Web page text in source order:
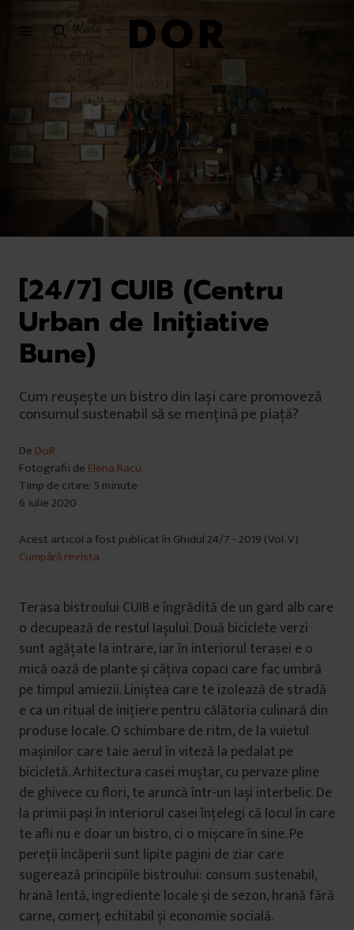
[24/7] CUIB (Centru
Urban de Inițiative
Bune)
Cum reușește un bistro din Iași care promoveză
consumul sustenabil să se mențină pe piață?
De DoR
Fotografii de Elena Racu
Timp de citire: 5 minute
6 iulie 2020
Acest articol a fost publicat în Ghidul 24/7 - 2019 (Vol. V)
Cumpără revista
Terasa bistroului CUIB e îngrădită de un gard alb care
o decupează de restul Iașului. Două biciclete verzi
sunt agățate la intrare, iar în interiorul terasei e o
mică oază de plante și câțiva copaci care fac umbră
pe timpul amiezii. Liniștea care te izolează de stradă
e ca un ritual de inițiere pentru călătoria culinară din
produse locale. O schimbare de ritm, de la vuietul
mașinilor care taie aerul în viteză la pedalat pe
bicicletă. Arhitectura casei muștar, cu pervaze pline
de ghivece cu flori, te aruncă într-un Iași interbelic. De
la primii pași în interiorul casei înțelegi că locul în care
te afli nu e doar un bistro, ci o mișcare în sine. Pe
pereții încăperii sunt lipite pagini de ziar care
sugerează principiile bistroului: consum sustenabil,
hrană lentă, ingrediente locale și de sezon, hrană fără
carne, comerț echitabil și economie socială.